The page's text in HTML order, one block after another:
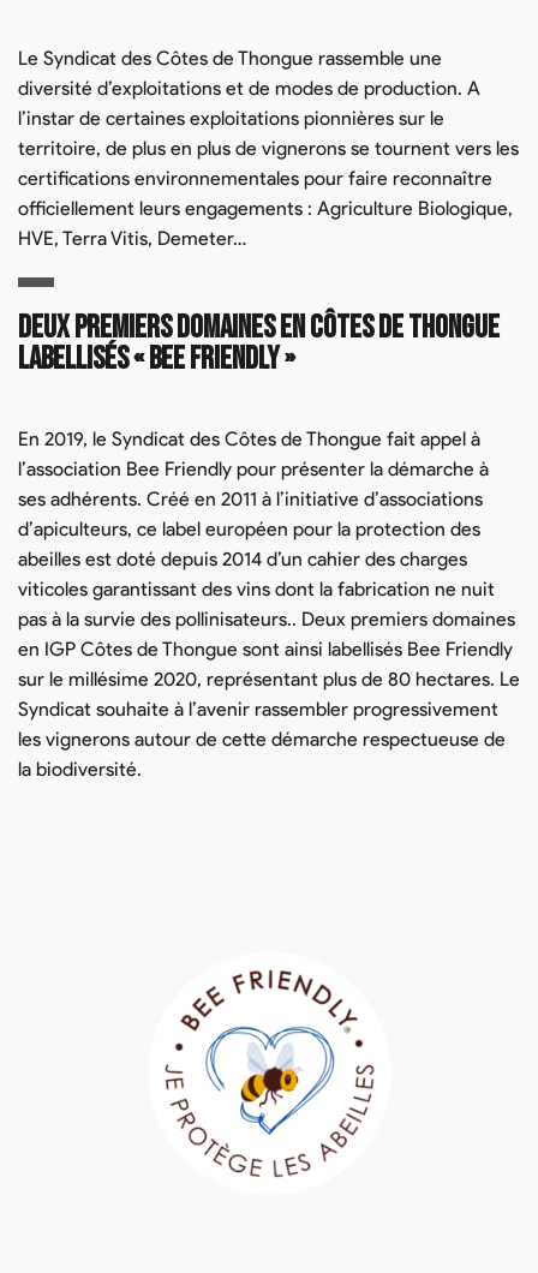
Le Syndicat des Côtes de Thongue rassemble une
diversité d’exploitations et de modes de production. A
l’instar de certaines exploitations pionnières sur le
territoire, de plus en plus de vignerons se tournent vers les
certifications environnementales pour faire reconnaître
officiellement leurs engagements : Agriculture Biologique,
HVE, Terra Vitis, Demeter…
Deux premiers domaines en Côtes de Thongue
labellisés « Bee Friendly »
En 2019, le Syndicat des Côtes de Thongue fait appel à
l’association Bee Friendly pour présenter la démarche à
ses adhérents. Créé en 2011 à l’initiative d’associations
d’apiculteurs, ce label européen pour la protection des
abeilles est doté depuis 2014 d’un cahier des charges
viticoles garantissant des vins dont la fabrication ne nuit
pas à la survie des pollinisateurs.. Deux premiers domaines
en IGP Côtes de Thongue sont ainsi labellisés Bee Friendly
sur le millésime 2020, représentant plus de 80 hectares. Le
Syndicat souhaite à l’avenir rassembler progressivement
les vignerons autour de cette démarche respectueuse de
la biodiversité.